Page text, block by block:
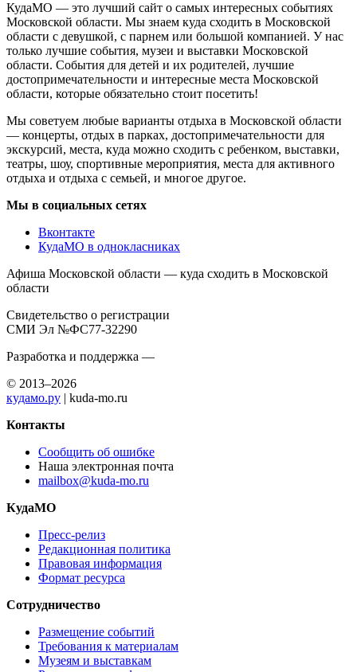
КудаМО — это лучший сайт о самых интересных событиях
Московской области. Мы знаем куда сходить в Московской
области с девушкой, с парнем или большой компанией. У нас
только лучшие события, музеи и выставки Московской
области. События для детей и их родителей, лучшие
достопримечательности и интересные места Московской
области, которые обязательно стоит посетить!
Мы советуем любые варианты отдыха в Московской области
— концерты, отдых в парках, достопримечательности для
экскурсий, места, куда можно сходить с ребенком, выставки,
театры, шоу, спортивные мероприятия, места для активного
отдыха и отдыха с семьей, и многое другое.
Мы в социальных сетях
Вконтакте
КудаМО в однокласниках
Афиша Московской области — куда сходить в Московской
области
Свидетельство о регистрации
СМИ Эл №ФС77-32290
Разработка и поддержка —
© 2013–2026
кудамо.ру | kuda-mo.ru
Контакты
Сообщить об ошибке
Наша электронная почта
mailbox@kuda-mo.ru
КудаМО
Пресс-релиз
Редакционная политика
Правовая информация
Формат ресурса
Сотрудничество
Размещение событий
Требования к материалам
Музеям и выставкам